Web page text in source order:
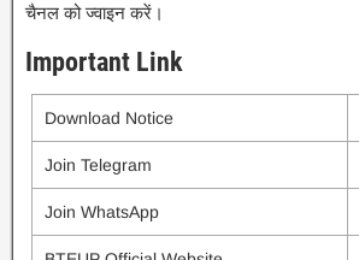
चैनल को ज्वाइन करें।
Important Link
Download Notice
Join Telegram
Join WhatsApp